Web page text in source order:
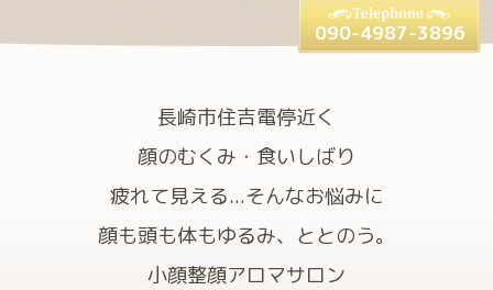
長崎市住吉電停近く
顔のむくみ・食いしばり
疲れて見える...そんなお悩みに
顔も頭も体もゆるみ、ととのう。
小顔整顔アロマサロン
090-4987-3896